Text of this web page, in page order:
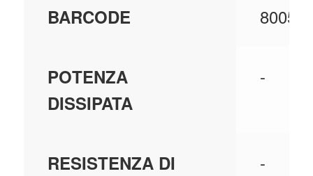
BARCODE
POTENZA
DISSIPATA
-
RESISTENZA DI
-